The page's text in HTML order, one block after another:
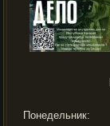
Понедельник: